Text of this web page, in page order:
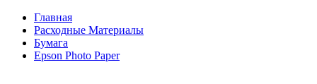
Главная
Расходные Материалы
Бумага
Epson Photo Paper